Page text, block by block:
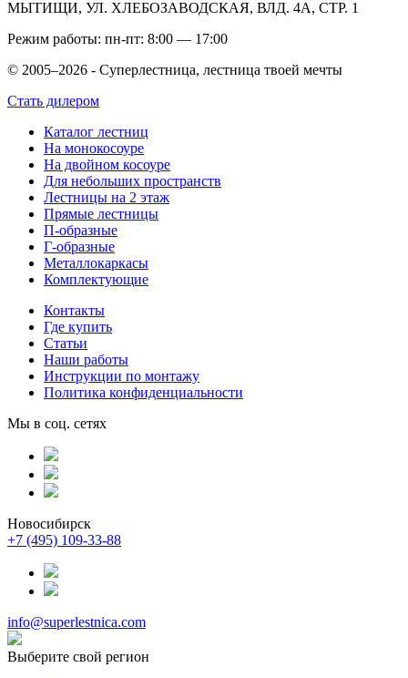
МЫТИЩИ, УЛ. ХЛЕБОЗАВОДСКАЯ, ВЛД. 4А, СТР. 1
Режим работы: пн-пт: 8:00 — 17:00
© 2005–2026 - Суперлестница, лестница твоей мечты
Стать дилером
Каталог лестниц
На монокосоуре
На двойном косоуре
Для небольших пространств
Лестницы на 2 этаж
Прямые лестницы
П-образные
Г-образные
Металлокаркасы
Комплектующие
Контакты
Где купить
Статьи
Наши работы
Инструкции по монтажу
Политика конфиденциальности
Мы в соц. сетях
Новосибирск
+7 (495) 109-33-88
info@superlestnica.com
Выберите свой регион